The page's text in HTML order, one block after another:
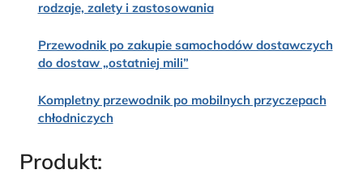
rodzaje, zalety i zastosowania
Przewodnik po zakupie samochodów dostawczych
do dostaw „ostatniej mili”
Kompletny przewodnik po mobilnych przyczepach
chłodniczych
Produkt: